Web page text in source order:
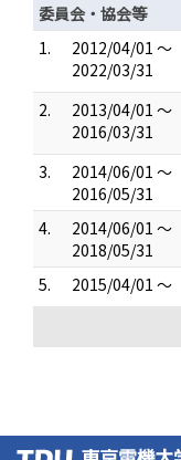
委員会・協会等
1.
2012/04/01 ～
2022/03/31
2.
2013/04/01 ～
2016/03/31
3.
2014/06/01 ～
2016/05/31
4.
2014/06/01 ～
2018/05/31
5. 2015/04/01 ～